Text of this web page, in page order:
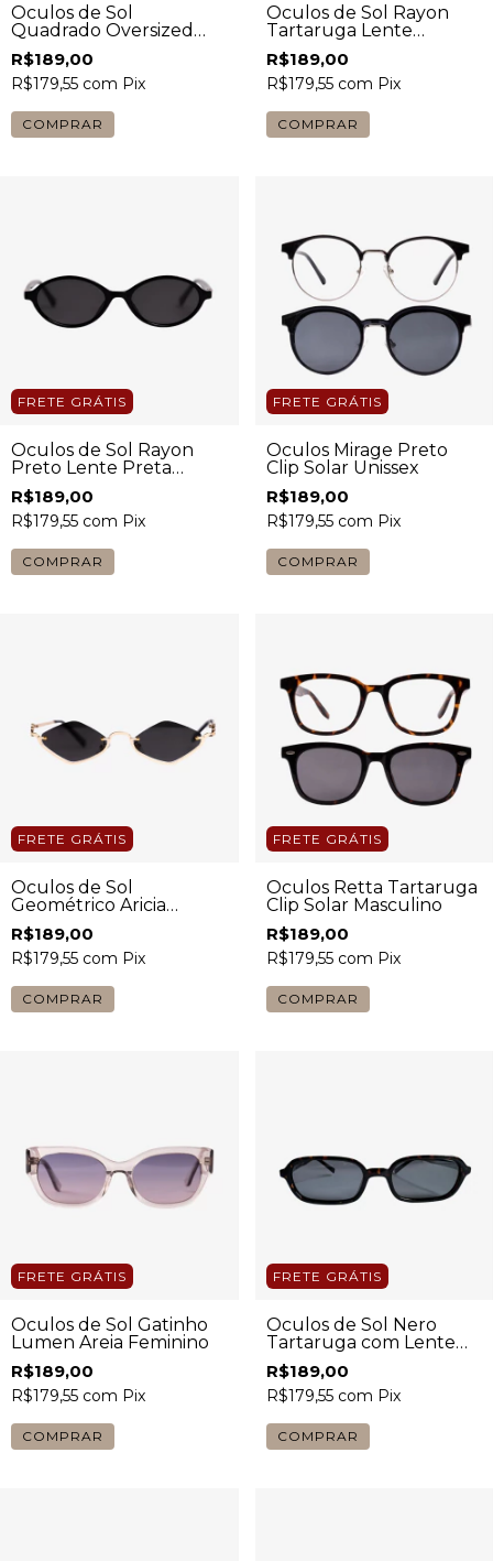
Óculos de Sol
Quadrado Oversized
Graph Tartaruga
Feminino
R$189,00
R$179,55 com Pix
COMPRAR
Óculos de Sol Rayon
Tartaruga Lente
Marrom Feminino
R$189,00
R$179,55 com Pix
COMPRAR
FRETE GRÁTIS
Óculos de Sol Rayon
Preto Lente Preta
Feminino
R$189,00
R$179,55 com Pix
COMPRAR
FRETE GRÁTIS
Óculos Mirage Preto
Clip Solar Unissex
R$189,00
R$179,55 com Pix
COMPRAR
FRETE GRÁTIS
Óculos de Sol
Geométrico Aricia
Dourado com Lente
Preta Feminino
R$189,00
R$179,55 com Pix
COMPRAR
FRETE GRÁTIS
Óculos Retta Tartaruga
Clip Solar Masculino
R$189,00
R$179,55 com Pix
COMPRAR
FRETE GRÁTIS
Óculos de Sol Gatinho
Lumen Areia Feminino
R$189,00
R$179,55 com Pix
COMPRAR
FRETE GRÁTIS
Óculos de Sol Nero
Tartaruga com Lente
Fumê Feminino
R$189,00
R$179,55 com Pix
COMPRAR